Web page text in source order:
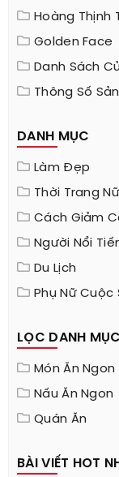
Hoàng Thịnh
Golden Face
Danh Sách
Thông Số
DANH MỤC
Làm Đẹp
Thời Trang Nữ
Cách Giảm
Người Nổi
Du Lịch
Phụ Nữ Cuộc
LỌC DANH MỤC
Món Ăn Ngon
Nấu Ăn Ngon
Quán Ăn
BÀI VIẾT HOT